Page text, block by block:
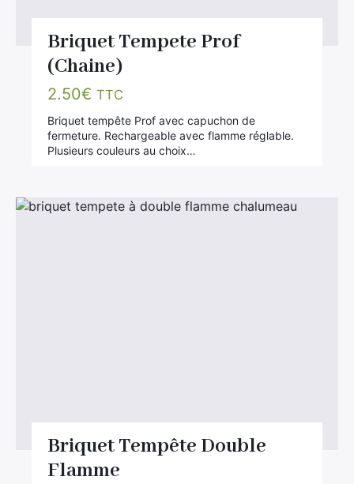
Briquet Tempete Prof
(Chaine)
2.50€ TTC
Briquet tempête Prof avec capuchon de
fermeture. Rechargeable avec flamme réglable.
Plusieurs couleurs au choix…
Briquet Tempête Double
Flamme
Sucré